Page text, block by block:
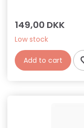
149,00 DKK
Low stock
Add to cart